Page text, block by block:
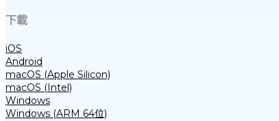
下載
iOS
Android
macOS (Apple Silicon)
macOS (Intel)
Windows
Windows (ARM 64位)